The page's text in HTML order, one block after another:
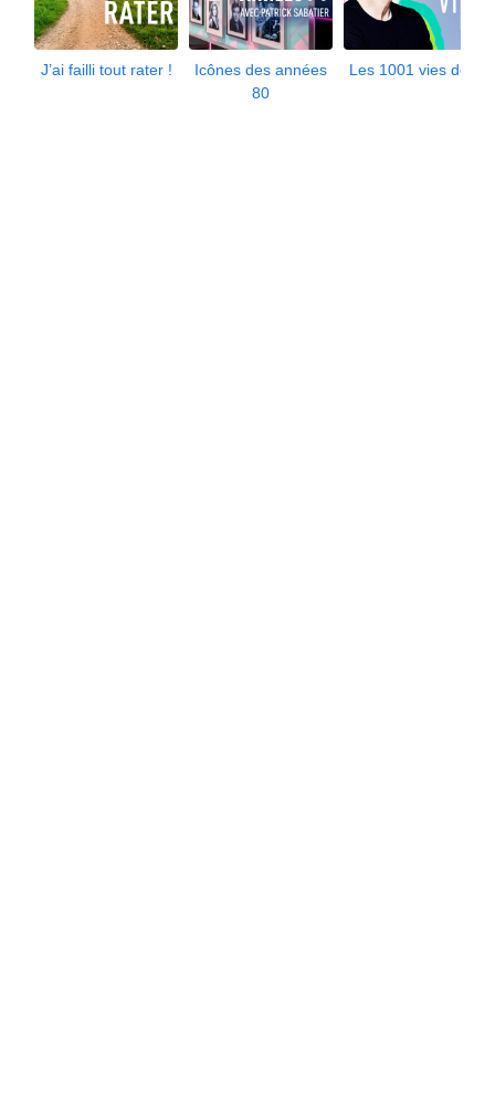
J’ai failli tout rater !
Icônes des années
80
Les 1001 vies de...